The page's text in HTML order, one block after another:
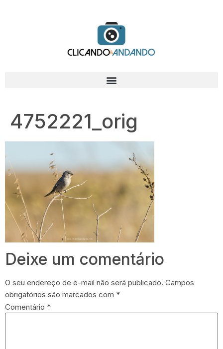
4752221_orig
Deixe um comentário
O seu endereço de e-mail não será publicado. Campos
obrigatórios são marcados com *
Comentário *